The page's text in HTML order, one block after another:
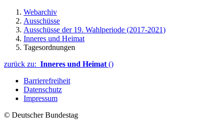
Webarchiv
Ausschüsse
Ausschüsse der 19. Wahlperiode (2017-2021)
Inneres und Heimat
Tagesordnungen
zurück zu: Inneres und Heimat ()
Barrierefreiheit
Datenschutz
Impressum
© Deutscher Bundestag